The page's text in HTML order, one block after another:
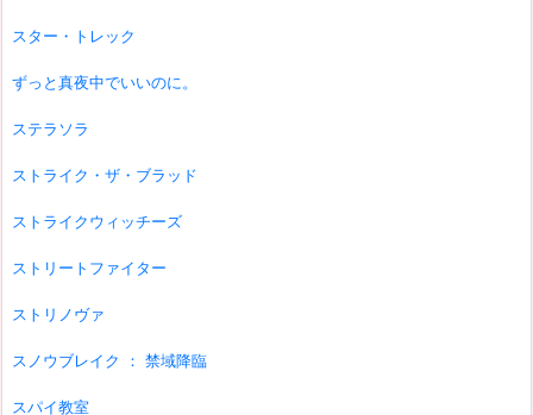
スター・トレック
ずっと真夜中でいいのに。
ステラソラ
ストライク・ザ・ブラッド
ストライクウィッチーズ
ストリートファイター
ストリノヴァ
スノウブレイク ： 禁域降臨
スパイ教室